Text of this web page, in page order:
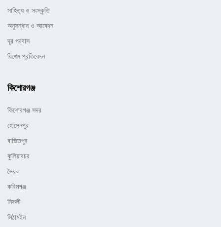
সাহিত্য ও সংস্কৃতি
অনুসন্ধান ও আবেদন
দূর পরবাস
বিশেষ প্রতিবেদন
কিশোরগঞ্জ
কিশোরগঞ্জ সদর
হোসেনপুর
বাজিতপুর
কুলিয়ারচর
ভৈরব
করিমগঞ্জ
নিকলী
মিঠামইন